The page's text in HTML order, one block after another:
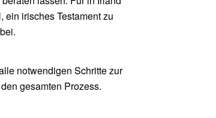
irisches Testament zu
notwendigen Schritte zur
gesamten Prozess.